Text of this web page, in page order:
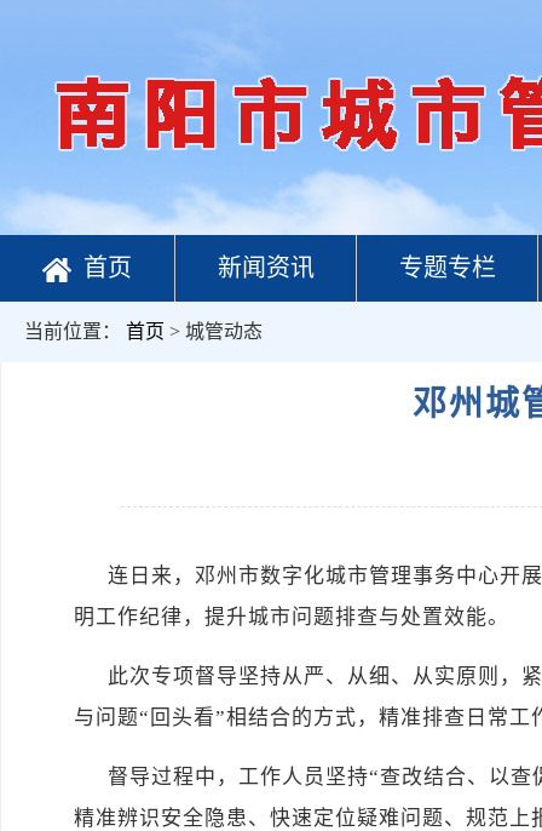
首页 新闻资讯 专题专栏
当前位置： 首页 > 城管动态
邓州城
连日来，邓州市数字化城市管理事务中心开
明工作纪律，提升城市问题排查与处置效能。
此次专项督导坚持从严、从细、从实原则，
与问题“回头看”相结合的方式，精准排查日常
督导过程中，工作人员坚持“查改结合、以
精准辨识安全隐患、快速定位疑难问题、规范